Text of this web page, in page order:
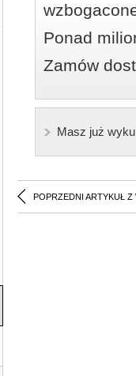
Ponad
Zamów
Masz już
POPRZEDNI ARTYKUŁ Z